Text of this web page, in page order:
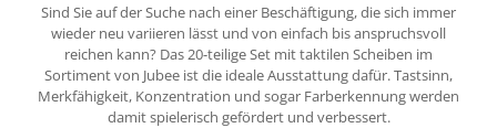
Sind Sie auf der Suche nach einer Beschäftigung, die sich immer
wieder neu variieren lässt und von einfach bis anspruchsvoll
reichen kann? Das 20-teilige Set mit taktilen Scheiben im
Sortiment von Jubee ist die ideale Ausstattung dafür. Tastsinn,
Merkfähigkeit, Konzentration und sogar Farberkennung werden
damit spielerisch gefördert und verbessert.